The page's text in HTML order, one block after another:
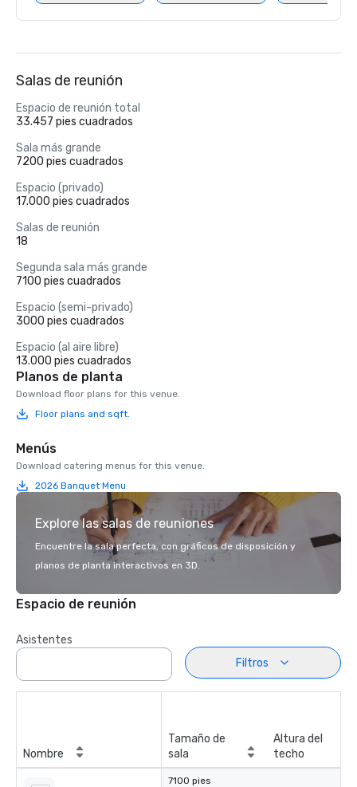
Salas de reunión
Espacio de reunión total
33.457 pies cuadrados
Sala más grande
7200 pies cuadrados
Espacio (privado)
17.000 pies cuadrados
Salas de reunión
18
Segunda sala más grande
7100 pies cuadrados
Espacio (semi-privado)
3000 pies cuadrados
Espacio (al aire libre)
13.000 pies cuadrados
Planos de planta
Download floor plans for this venue.
Floor plans and sqft.
Menús
Download catering menus for this venue.
2026 Banquet Menu
Explore las salas de reuniones
Encuentre la sala perfecta, con gráficos de disposición y
planos de planta interactivos en 3D.
Espacio de reunión
Asistentes
Filtros
Nombre
Tamaño de
sala
Altura del
techo
7100 pies